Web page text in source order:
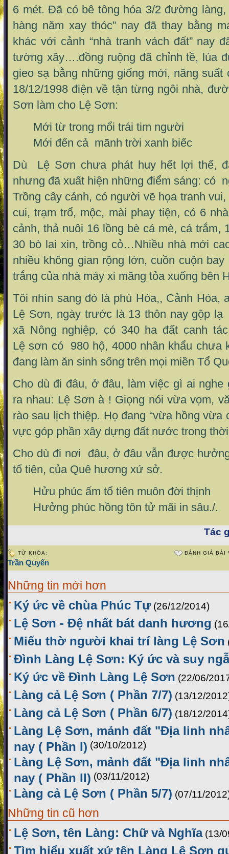
6 mét. Đã có bê tông hóa 3/2 đường làng,
hàng năm xay thóc” nay đã thay bằng
khác với cảnh “nhà tranh vách đất” nay
tường xây….đồng ruộng đã chỉnh tề, lúa
gieo sạ bằng những giống mới, năng suất
18/12/1998 điện về tận từng ngôi nhà,
Sơn làm cho Lệ Sơn:
Mới từ trong mổi trái tim người
Mới đến cả mãnh trời xanh biếc
Dù Lệ Sơn chưa phát huy hết lợi thế,
nhưng đã xuất hiện những điểm sáng: có
Trồng cây cảnh, có người vẽ họa tranh
cui, trạm trổ, mộc, mài phay tiện, có 6
cảnh, thả nuôi 16 lồng bè cá mè, cá trắm,
30 bò lai xin, trồng cỏ…Nhiều nhà mới
nhiều không gian rộng lớn, cuồn cuộn
trắng của nhà máy xi măng tỏa xuống bên
Tôi nhìn sang đó là phù Hóa,, Cảnh Hóa,
Lệ Sơn, ngày trước là 13 thôn nay gộp
xã Nông nghiệp, có 340 ha đất canh
Lệ sơn có 980 hộ, 4000 nhân khẩu chưa
đang làm ăn sinh sống trên mọi miền Tổ
Cho dù đi đâu, ở đâu, làm việc gì ai nghe
ra nhau: Lệ Sơn à ! Giọng nói vừa vọm,
rào sau lịch thiệp. Họ đang “vừa hồng vừa
vực góp phần xây dựng đất nước trong
Cho dù đi nơi đâu, ở đâu vẫn được
tổ tiên, của Quê hương xứ sở.
Hửu phúc ấm tổ tiên muôn đời thịnh
Hưởng phúc hồng tôn tử mãi in sâu./.
Tác
TỪ KHÓA:
Trần Quyến
ĐÁNH GIÁ BÀI
Những tin mới hơn
Ký ức về chùa Phúc Tự (26/12/2014)
Lệ Sơn - Đệ nhất bát danh hương
Miếu thờ người khai trí làng Lệ Sơn
Đình Làng Lệ Sơn: Ký ức và suy
Ký ức về Đình Làng Lệ Sơn (22/06/
Làng cả Lệ Sơn ( Phần 7/7) (13/12/
Làng cả Lệ Sơn ( Phần 6/7) (18/12/
Làng Lệ Sơn, mảnh đất "Địa linh
nay ( Phần I) (30/10/2012)
Làng Lệ Sơn, mảnh đất "Địa linh
nay ( Phần II) (03/11/2012)
Làng cả Lệ Sơn ( Phần 5/7) (07/11/
Những tin cũ hơn
Lệ Sơn, tên Làng: Chữ và Nghĩa (13/
Tìm hiểu xuất xứ tên Làng Lệ Sơn